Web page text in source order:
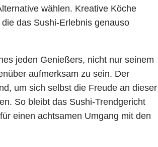
wählen. Kreative Köche
das Sushi-Erlebnis genauso
jeden Genießers, nicht nur seinem
aufmerksam zu sein. Der
um sich selbst die Freude an dieser
So bleibt das Sushi-Trendgericht
einen achtsamen Umgang mit den